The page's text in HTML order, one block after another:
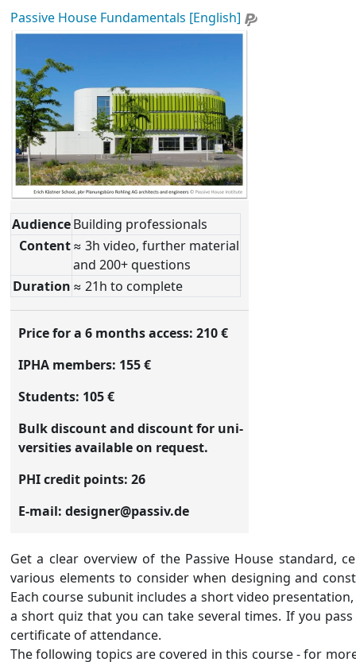
Passive House Fundamentals [English]
AudienceBuilding professionals
Content≈ 3h video, further material
and 200+ questions
Duration ≈ 21h to complete
Price for a 6 months access: 210 €
IPHA members: 155 €
Students: 105 €
Bulk dis­count and dis­count for uni­
versit­iesavail­able on re­quest.
PHI credit points: 26
E-mail: de­sign­er@passiv.de
Get a clear overview of the Passive House standard,
various elements to consider when designing and
Each course subunit includes a short video
a short quiz that you can take several times. If you
certificate of attendance.
The following topics are covered in this course - for